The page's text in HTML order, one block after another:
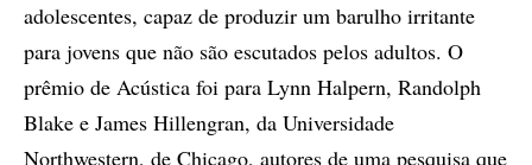
adolescentes, capaz de produzir um barulho irritante
para jovens que não são escutados pelos adultos. O
prêmio de Acústica foi para Lynn Halpern, Randolph
Blake e James Hillengran, da Universidade
Northwestern, de Chicago, autores de uma pesquisa que